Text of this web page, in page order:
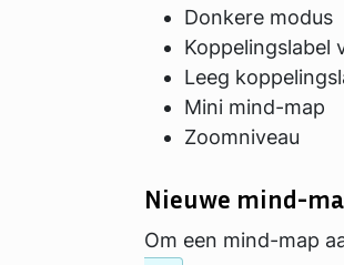
Donkere modus
Koppelingslabel
Leeg
Mini mind-map
Zoomniveau
Nieuwe mind-
Om een ​​mind-map